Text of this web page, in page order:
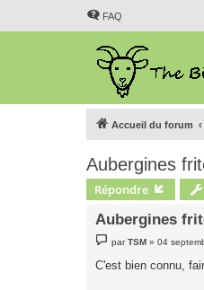
FAQ
Accueil du forum
Aubergines
Répondre
Aubergines
e
s
parTSM »04
C'est bien connu,